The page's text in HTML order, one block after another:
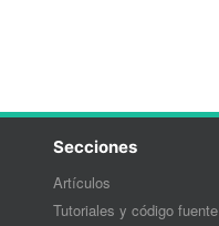
Secciones
Artículos
Tutoriales y código fuente